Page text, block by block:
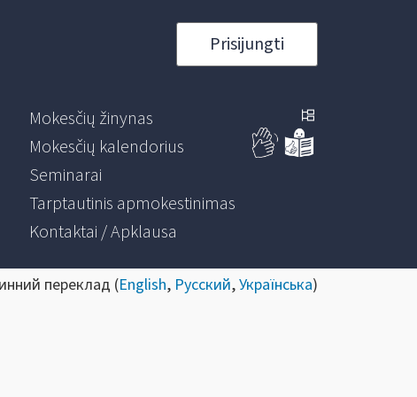
Prisijungti
Mokesčių žinynas
Mokesčių kalendorius
Seminarai
Tarptautinis apmokestinimas
Kontaktai / Apklausa
переклад (English, Русский,Українська)